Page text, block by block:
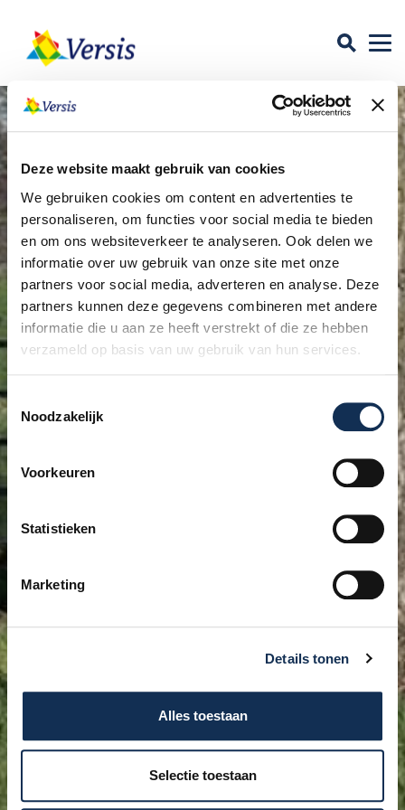
Deze website maakt gebruik van cookies
We gebruiken cookies om content en advertenties te
personaliseren, om functies voor social media te bieden
en om ons websiteverkeer te analyseren. Ook delen we
informatie over uw gebruik van onze site met onze
partners voor social media, adverteren en analyse. Deze
partners kunnen deze gegevens combineren met andere
informatie die u aan ze heeft verstrekt of die ze hebben
verzameld op basis van uw gebruik van hun services.
Toestemmingsselectie
Noodzakelijk
Voorkeuren
Statistieken
Marketing
Details tonen
Alles toestaan
Selectie toestaan